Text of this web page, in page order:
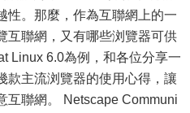
性。那麼，作為互聯網上的一
互聯網，又有哪些浏覽器可供
Linux 6.0為例，和各位分享一
款主流浏覽器的使用心得，讓
互聯網。 Netscape Communi